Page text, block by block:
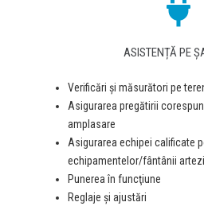
ASISTENȚĂ PE
Verificări şi măsurători pe
Asigurarea pregătirii
amplasare
Asigurarea echipei calificate
echipamentelor/fântânii
Punerea în funcţiune
Reglaje și ajustări